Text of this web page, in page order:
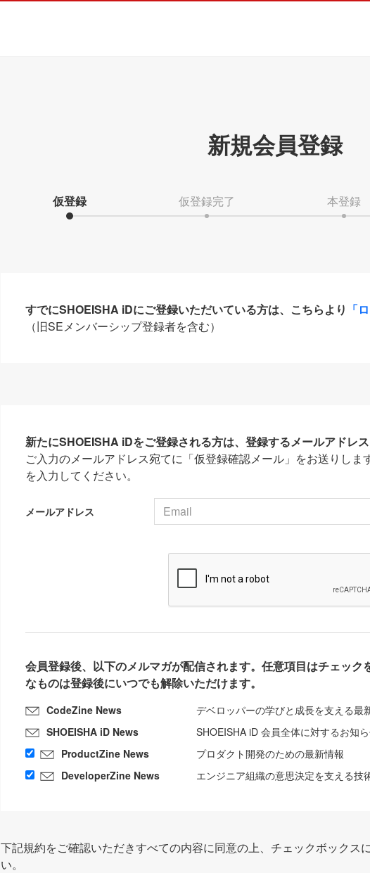
新規会員登録
仮登録 仮登録完了 本登録
すでにSHOEISHA iDにご登録いただいている方は、こちらより 「
（旧SEメンバーシップ登録者を含む）
新たにSHOEISHA iDをご登録される方は、登録するメールアドレス
ご入力のメールアドレス宛てに「仮登録確認メール」をお送りしま
を入力してください。
メールアドレス
会員登録後、以下のメルマガが配信されます。任意項目はチェック
なものは登録後にいつでも解除いただけます。
CodeZine News
デベロッパーの学びと成長を支える最
SHOEISHA iD News
SHOEISHA iD 会員全体に対するお知
ProductZine News
プロダクト開発のための最新情報
DeveloperZine News
エンジニア組織の意思決定を支える技
下記規約をご確認いただきすべての内容に同意の上、チェックボックス
い。